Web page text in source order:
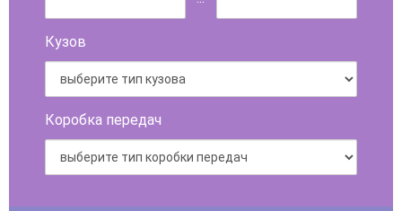
Кузов
Коробка передач